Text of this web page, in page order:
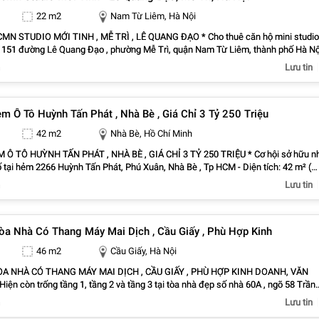
cấp, mầm non, Tiểu học, THCS Đông Hải, cấp 3 Thái Phiên, Trần Phú * Tiềm
- Phù hợp cho gia đình ở lâu dài - Có thể cải tạo thành biệt thự sân vườn - Hoặc
nhà phố để ở hoặc đầu tư -> Vị trí thuộc khu vực Phủ Thượng Đoạn – Phương
Nhiên, khu dân cư hiện hữu, đầy đủ tiện ích, giá trị bất động sản ngày càng
quan tâm vui lòng liên hệ hoặc Zalo: 0972097385 (A. Hùng) để xem nhà trực
tin chi tiết.
22 m2
Nam Từ Liêm, Hà Nội
STUDIO MỚI TINH , MỄ TRÌ , LÊ QUANG ĐẠO * Cho thuê căn hộ mini studio
đường Lê Quang Đạo , phường Mễ Trì, quận Nam Từ Liêm, thành phố Hà
khu dân cư văn minh, phù hợp sinh viên và người đi làm. * Diện tích : 22m2 * Giá
tháng - Phòng mới tinh, sạch đẹp, số lượng có hạn. - Thang máy hiện đại -
đệm, tủ quần áo, điều hòa, nóng lạnh, kệ bếp, bếp từ, tủ lạnh, máy hút mùi
tiện lợi. * Liên hệ ngay: 0385785252 (Zalo chính chủ) để xem phòng trực
Lưu tin
Ô Tô Huỳnh Tấn Phát , Nhà Bè , Giá Chỉ 3 Tỷ 250 Triệu
42 m2
Nhà Bè, Hồ Chí Minh
Ô TÔ HUỲNH TẤN PHÁT , NHÀ BÈ , GIÁ CHỈ 3 TỶ 250 TRIỆU * Cơ hội sở hữu
2266 Huỳnh Tấn Phát, Phú Xuân, Nhà Bè , Tp HCM - Diện tích: 42 m² (
WC , đường trước nhà 6m - Sân
sau - Hẻm ô tô, khu dân cư an ninh, thuận tiện đi lại - Nhà đẹp, vào ở ngay *
Lưu tin
Nhà Có Thang Máy Mai Dịch , Cầu Giấy , Phù Hợp Kinh
46 m2
Cầu Giấy, Hà Nội
NHÀ CÓ THANG MÁY MAI DỊCH , CẦU GIẤY , PHÙ HỢP KINH DOANH, VĂN
còn trống tầng 1, tầng 2 và tầng 3 tại tòa nhà đẹp số nhà 60A , ngõ 58 Trần
, Cầu Giấy , Hà Nội * Diện tích mỗi tầng: 46m² . Mặt tiền 5m , dài 9,2m . Đường
được + Giá thuê: * Tầng 1: 13 triệu/tháng – phù hợp kinh doanh, showroom, cửa
Lưu tin